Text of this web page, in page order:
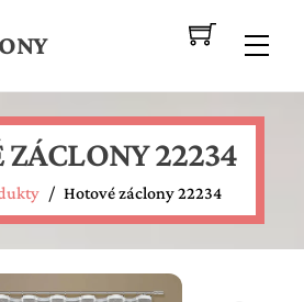
ZÁCLONY 22234
/ Hotové záclony 22234